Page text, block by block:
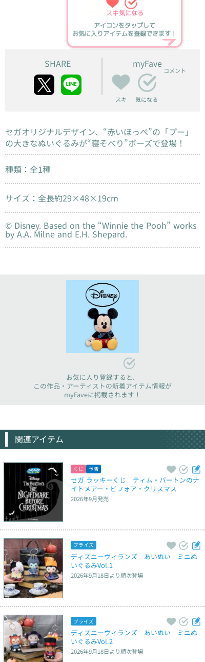
スキ気になる
アイコンをタップして
お気に入りアイテムを登録できます！
SHARE myFave
スキ 気になる
コメント
セガオリジナルデザイン、“赤いほっぺ”の「プー」
の大きなぬいぐるみが“寝そべり”ポーズで登場！
種類：全1種
サイズ：全長約29×48×19cm
© Disney. Based on the “Winnie the Pooh” works
by A.A. Milne and E.H. Shepard.
お気に入り登録すると、
この作品・アーティストの新着アイテム情報が
myFaveに掲載されます！
関連アイテム
くじ 予告
セガ ラッキーくじ　ティム・バートンのナ
イトメアー・ビフォア・クリスマス
2026年9月発売
プライズ
ディズニーヴィランズ　あいぬい　ミニぬ
いぐるみVol.1
2026年9月18日より順次登場
プライズ
ディズニーヴィランズ　あいぬい　ミニぬ
いぐるみVol.2
2026年9月18日より順次登場